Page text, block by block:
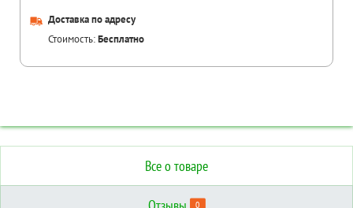
Доставка по адресу
Стоимость:Бесплатно
Все о товаре
0